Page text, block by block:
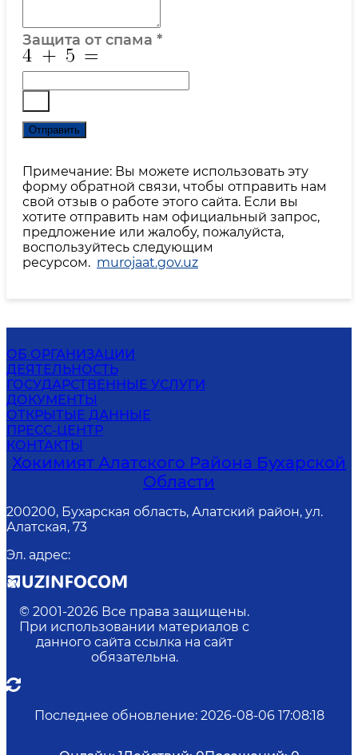
Защита от спама *
Отправить
Примечание: Вы можете использовать эту
форму обратной связи, чтобы отправить нам
свой отзыв о работе этого сайта. Если вы
хотите отправить нам официальный запрос,
предложение или жалобу, пожалуйста,
воспользуйтесь следующим
ресурсом. murojaat.gov.uz
ОБ ОРГАНИЗАЦИИ
ДЕЯТЕЛЬНОСТЬ
ГОСУДАРСТВЕННЫЕ УСЛУГИ
ДОКУМЕНТЫ
ОТКРЫТЫЕ ДАННЫЕ
ПРЕСС-ЦЕНТР
КОНТАКТЫ
Хокимият Алатского Района Бухарской
Области
200200, Бухарская область, Алатский район, ул.
Алатская, 73
Эл. адрес:
© 2001-2026 Все права защищены.
При использовании материалов с
данного сайта ссылка на сайт
обязательна.
Последнее обновление: 2026-08-06 17:08:18